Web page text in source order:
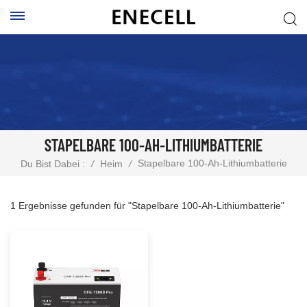
STAPELBARE 100-AH-LITHIUMBATTERIE
Du Bist Dabei : / Heim / Stapelbare 100-Ah-Lithiumbatterie
1 Ergebnisse gefunden für "Stapelbare 100-Ah-Lithiumbatterie"